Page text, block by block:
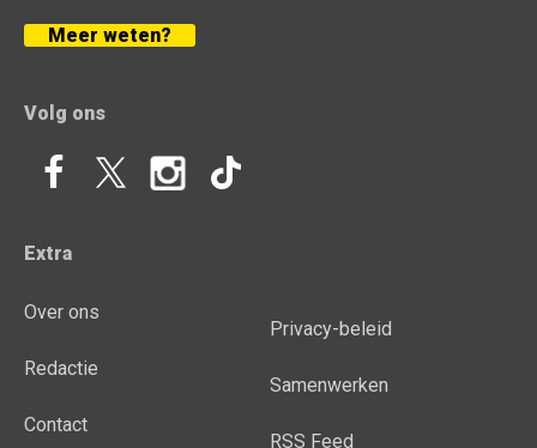
Meer weten?
Volg ons
Extra
Over ons
Redactie
Contact
Privacy-beleid
Samenwerken
RSS Feed